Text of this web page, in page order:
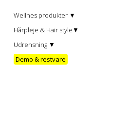
Wellnes produkter ▼
Hårpleje & Hair style▼
Udrensning ▼
Demo & restvare